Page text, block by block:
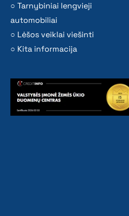
Tarnybiniai lengvieji
automobiliai
Lėšos veiklai viešinti
Kita informacija